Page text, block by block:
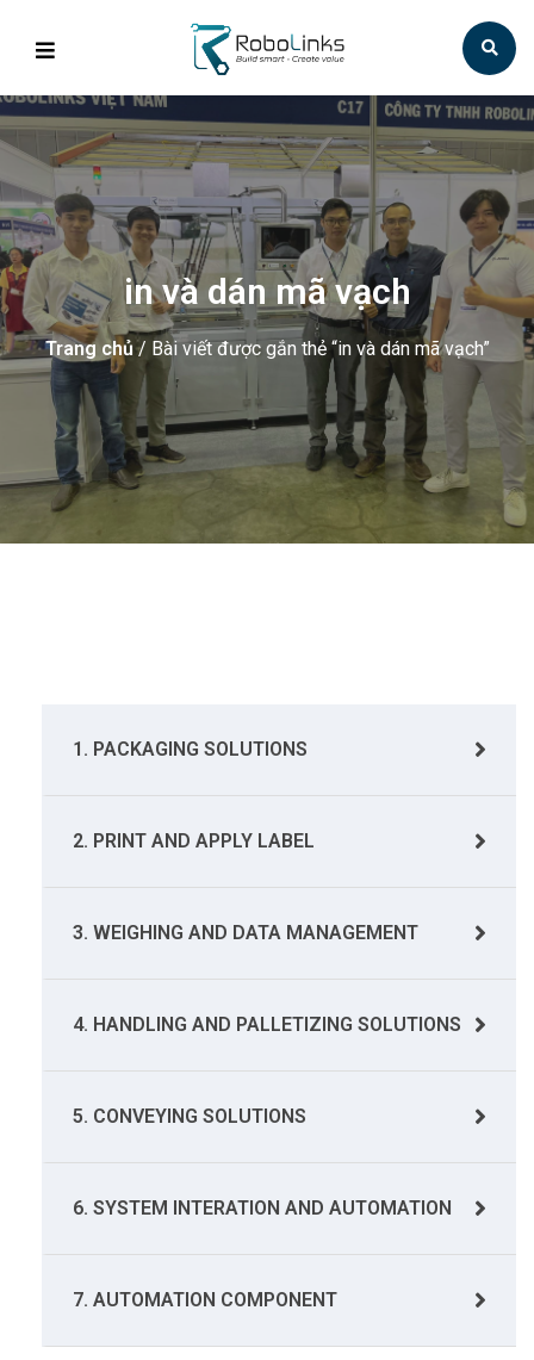
in và dán mã vạch
Trang chủ/ Bài viết được gắn thẻ “in và dán mã vạch”
1. PACKAGING SOLUTIONS
2. PRINT AND APPLY LABEL
3. WEIGHING AND DATA MANAGEMENT
4. HANDLING AND PALLETIZING SOLUTIONS
5. CONVEYING SOLUTIONS
6. SYSTEM INTERATION AND AUTOMATION
7. AUTOMATION COMPONENT